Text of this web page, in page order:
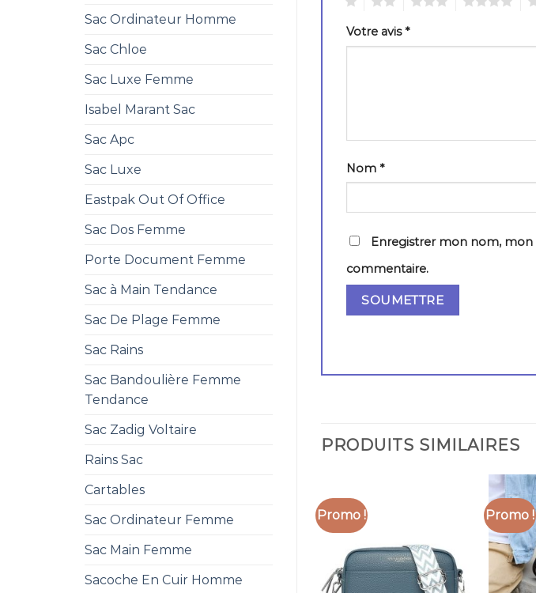
Sac Ordinateur Homme
Sac Chloe
Sac Luxe Femme
Isabel Marant Sac
Sac Apc
Sac Luxe
Eastpak Out Of Office
Sac Dos Femme
Porte Document Femme
Sac à Main Tendance
Sac De Plage Femme
Sac Rains
Sac Bandoulière Femme
Tendance
Sac Zadig Voltaire
Rains Sac
Cartables
Sac Ordinateur Femme
Sac Main Femme
Sacoche En Cuir Homme
Votre avis*
Nom *
Enregistrer mon nom,
commentaire.
PRODUITS SIMILAIRES
Promo ! Promo !